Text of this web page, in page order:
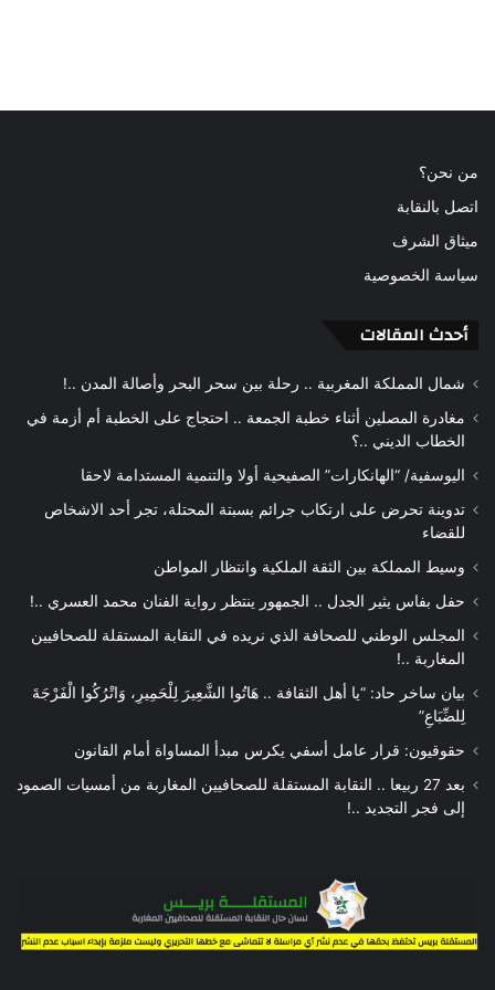
من نحن؟
اتصل بالنقابة
ميثاق الشرف
سياسة الخصوصية
أحدث المقالات
شمال المملكة المغربية .. رحلة بين سحر البحر وأصالة المدن ..!
مغادرة المصلين أثناء خطبة الجمعة .. احتجاج على الخطبة أم أزمة في
الخطاب الديني ..؟
اليوسفية/ “الهانكارات” الصفيحية أولا والتنمية المستدامة لاحقا
تدوينة تحرض على ارتكاب جرائم بسبتة المحتلة، تجر أحد الاشخاص
للقضاء
وسيط المملكة بين الثقة الملكية وانتظار المواطن
حفل بفاس يثير الجدل .. الجمهور ينتظر رواية الفنان محمد العسري ..!
المجلس الوطني للصحافة الذي نريده في النقابة المستقلة للصحافيين
المغاربة ..!
بيان ساخر حاد: “يا أهل الثقافة .. هَاتُوا الشَّعِيرَ لِلْحَمِيرِ، وَاتْرُكُوا الْفَرْجَةَ
لِلضِّبَاعِ”
حقوقيون: قرار عامل أسفي يكرس مبدأ المساواة أمام القانون
بعد 27 ربيعا .. النقابة المستقلة للصحافيين المغاربة من أمسيات الصمود
إلى فجر التجديد ..!